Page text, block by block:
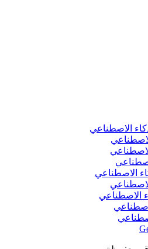
الاصطناعي
الاصطناعي
الاصطناعي